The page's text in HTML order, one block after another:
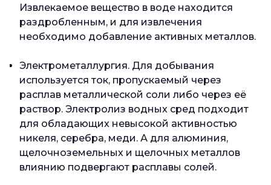
Извлекаемое вещество в воде находится
раздробленным, и для извлечения
необходимо добавление активных металлов.
Электрометаллургия. Для добывания
используется ток, пропускаемый через
расплав металлической соли либо через её
раствор. Электролиз водных сред подходит
для обладающих невысокой активностью
никеля, серебра, меди. А для алюминия,
щелочноземельных и щелочных металлов
влиянию подвергают расплавы солей.